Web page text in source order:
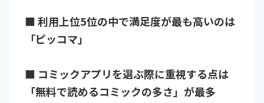
■ 利用上位5位の中で満足度が最も高いのは
「ピッコマ」
■ コミックアプリを選ぶ際に重視する点は
「無料で読めるコミックの多さ」が最多